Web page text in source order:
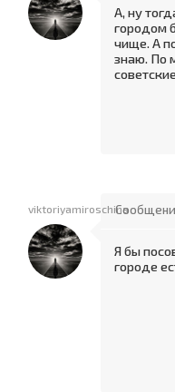
А, ну
городом
чище. А
знаю. По
viktoriyamiroschina
Я бы
городе